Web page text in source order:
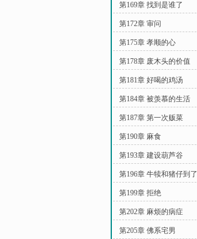
第169章 找到是谁了
第172章 审问
第175章 孝顺的心
第178章 废木头的价值
第181章 好喝的鸡汤
第184章 被羡慕的生活
第187章 第一次贩菜
第190章 麻食
第193章 建设葫芦谷
第196章 牛犊和猪仔到了
第199章 拒绝
第202章 麻烦的病症
第205章 佛系宅男